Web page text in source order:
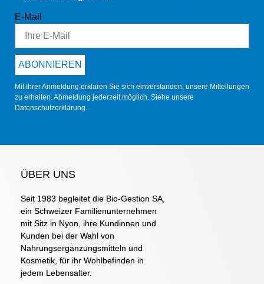
E-Mail
ABONNIEREN
Mit Ihrer Anmeldung erklären Sie sich einverstanden, unsere Mitteilungen
zu erhalten. Abmeldung jederzeit möglich. Siehe unsere
Datenschutzerklärung
ÜBER UNS
Seit 1983 begleitet die Bio-Gestion SA,
ein Schweizer Familienunternehmen
mit Sitz in Nyon, ihre Kundinnen und
Kunden bei der Wahl von
Nahrungsergänzungsmitteln und
Kosmetik, für ihr Wohlbefinden in
jedem Lebensalter.